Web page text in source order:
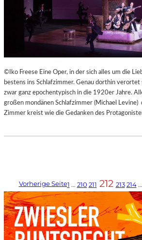
©Iko Freese Eine Oper, in der sich alles um die
bestens ins Schlafzimmer. Genau dorthin verortet
zwar ganz epochentypisch in die 1920er Jahre.
großen mondänen Schlafzimmer (Michael Levine)
Zimmer kreist wie die Gedanken des
Vorherige Seite1 … 210 211 212 213 214 …